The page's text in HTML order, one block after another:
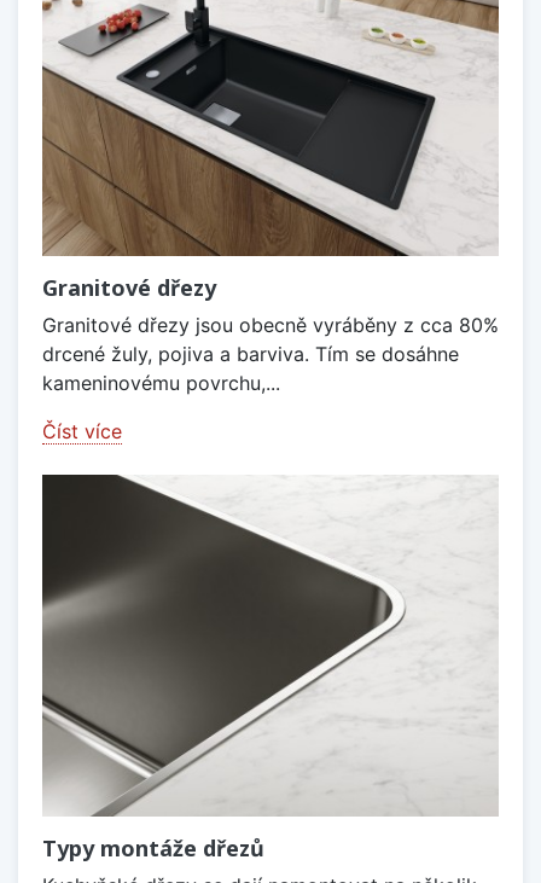
Granitové dřezy
Granitové dřezy jsou obecně vyráběny z cca 80%
drcené žuly, pojiva a barviva. Tím se dosáhne
kameninovému povrchu,...
Číst více
Typy montáže dřezů